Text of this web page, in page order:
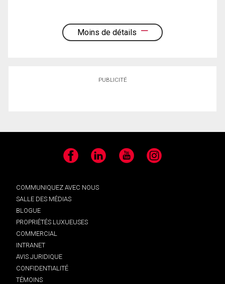
Moins de détails
PUBLICITÉ
Facebook LinkedIn YouTube Instagram
COMMUNIQUEZ AVEC NOUS
SALLE DES MÉDIAS
BLOGUE
PROPRIÉTÉS LUXUEUSES
COMMERCIAL
INTRANET
AVIS JURIDIQUE
CONFIDENTIALITÉ
TÉMOINS